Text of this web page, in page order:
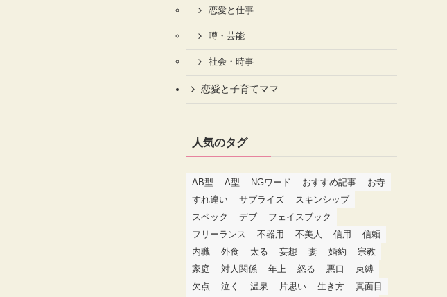
恋愛と仕事
噂・芸能
社会・時事
恋愛と子育てママ
人気のタグ
AB型 A型 NGワード おすすめ記事
お寺
すれ違い
サプライズ
スキンシップ
スペック
デブ
フェイスブック
フリーランス
不器用 不美人 信用
信頼
内職
外食 太る 妄想 妻 婚約
宗教
家庭
対人関係 年上 怒る 悪口
束縛
欠点
泣く 温泉 片思い 生き方
真面目